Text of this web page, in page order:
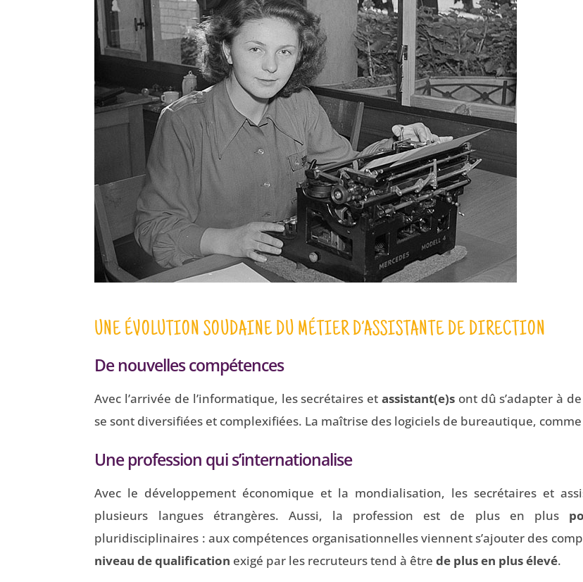
UNE ÉVOLUTION SOUDAINE DU MÉTIER D’ASSISTANTE DE DIRECTION
De nouvelles compétences
Avec l’arrivée de l’informatique, les secrétaires et assistant(e)sont dû s’adapter à
se sont diversifiées et complexifiées. La maîtrise des logiciels de bureautique,
Une profession qui s’internationalise
Avec le développement économique et la mondialisation, les secrétaires et
plusieurs langues étrangères. Aussi, la profession est de plus en plus
pluridisciplinaires : aux compétences organisationnelles viennent s’ajouter des
niveau de qualification exigé par les recruteurs tend à êtrede plus en plus élevé.